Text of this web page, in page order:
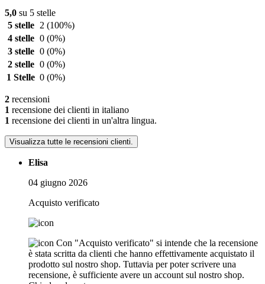
5,0 su 5 stelle
5 stelle
2 (100%)
4 stelle 0 (0%)
3 stelle 0 (0%)
2 stelle 0 (0%)
1 Stelle 0 (0%)
2 recensioni
1 recensione dei clienti in italiano
1 recensione dei clienti in un'altra lingua.
Visualizza tutte le recensioni clienti.
Elisa
04 giugno 2026
Acquisto verificato
Con "Acquisto verificato" si intende che la recensione
è stata scritta da clienti che hanno effettivamente acquistato il
prodotto sul nostro shop. Tuttavia per poter scrivere una
recensione, è sufficiente avere un account sul nostro shop.